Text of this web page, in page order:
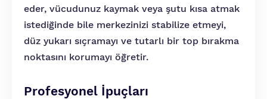
eder, vücudunuz kaymak veya şutu kısa atmak
istediğinde bile merkezinizi stabilize etmeyi,
düz yukarı sıçramayı ve tutarlı bir top bırakma
noktasını korumayı öğretir.
Profesyonel İpuçları